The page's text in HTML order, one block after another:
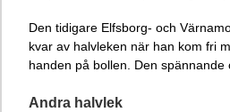
Den tidigare Elfsborg- och
kvar av halvleken när han kom fri
handen på bollen. Den spännande
Andra halvlek